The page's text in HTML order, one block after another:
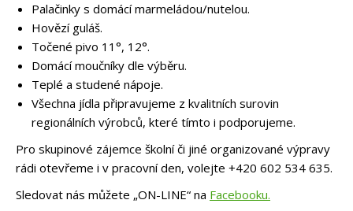
Palačinky s domácí marmeládou/nutelou.
Hovězí guláš.
Točené pivo 11°, 12°.
Domácí moučníky dle výběru.
Teplé a studené nápoje.
Všechna jídla připravujeme z kvalitních surovin
regionálních výrobců, které tímto i podporujeme.
Pro skupinové zájemce školní či jiné organizované výpravy
rádi otevřeme i v pracovní den, volejte +420 602 534 635.
Sledovat nás můžete „ON-LINE“ na Facebooku.